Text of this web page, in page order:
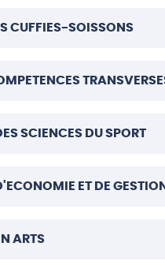
CUFFIES-SOISSONS
SCIENCES DU SPORT
ET DE GESTION
ARTS